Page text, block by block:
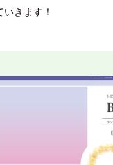
いきます！